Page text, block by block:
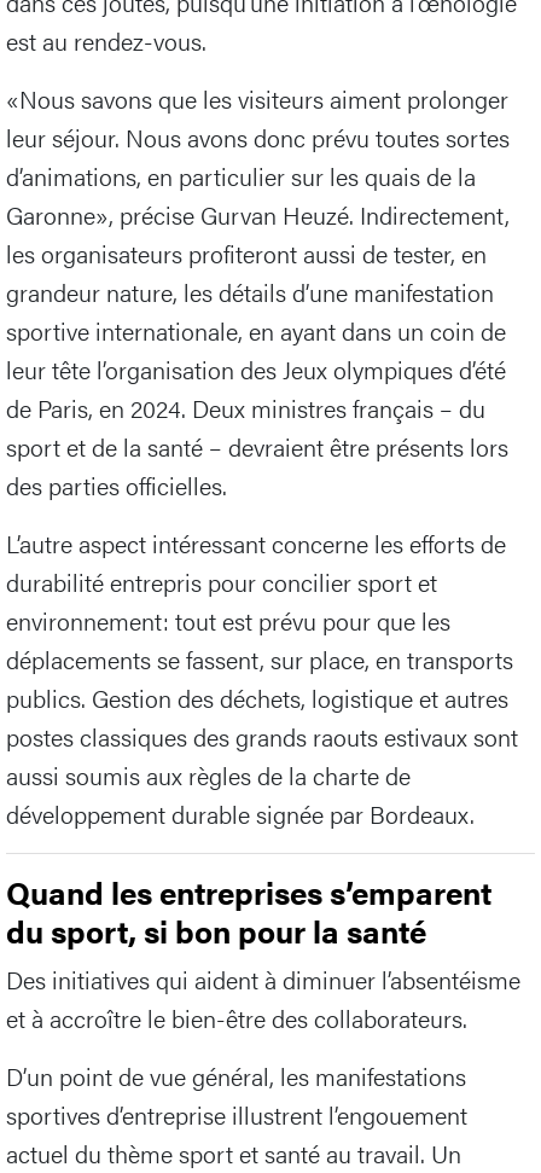
est au rendez-vous.
«Nous savons que les visiteurs aiment prolonger
leur séjour. Nous avons donc prévu toutes sortes
d’animations, en particulier sur les quais de la
Garonne», précise Gurvan Heuzé. Indirectement,
les organisateurs profiteront aussi de tester, en
grandeur nature, les détails d’une manifestation
sportive internationale, en ayant dans un coin de
leur tête l’organisation des Jeux olympiques d’été
de Paris, en 2024. Deux ministres français – du
sport et de la santé – devraient être présents lors
des parties officielles.
L’autre aspect intéressant concerne les efforts de
durabilité entrepris pour concilier sport et
environnement: tout est prévu pour que les
déplacements se fassent, sur place, en transports
publics. Gestion des déchets, logistique et autres
postes classiques des grands raouts estivaux sont
aussi soumis aux règles de la charte de
développement durable signée par Bordeaux.
Quand les entreprises s’emparent
du sport, si bon pour la santé
Des initiatives qui aident à diminuer l’absentéisme
et à accroître le bien-être des collaborateurs.
D’un point de vue général, les manifestations
sportives d’entreprise illustrent l’engouement
actuel du thème sport et santé au travail. Un